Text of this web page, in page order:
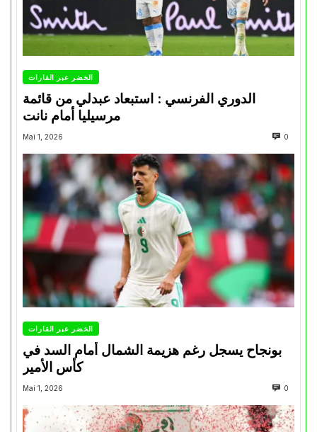
الخضر عبر القارات
الدوري الفرنسي : استبعاد عبدلي من قائمة
مرسيليا أمام نانت
Mai 1, 2026 0
الخضر عبر القارات
بونجاح يسجل رغم هزيمة الشمال أمام السد في
كأس الأمير
Mai 1, 2026 0